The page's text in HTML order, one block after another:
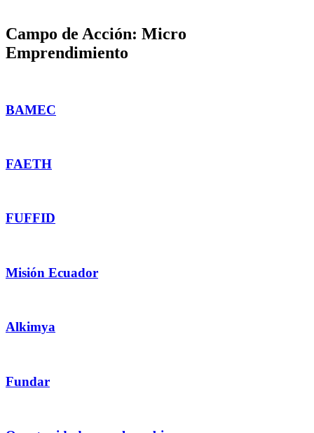
Campo de Acción: Micro
Emprendimiento
BAMEC
FAETH
FUFFID
Misión Ecuador
Alkimya
Fundar